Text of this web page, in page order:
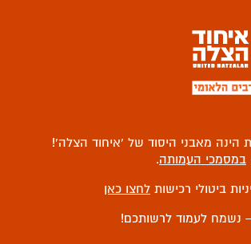
הינה מאבני היסוד של ‘איחוד הצלה’!
במסמכי העמותה.
ביטולי רכישות לחצו כאן
נשמח לעמוד לרשותכם!